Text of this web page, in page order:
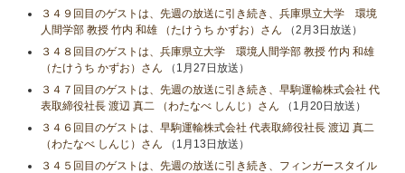
３４９回目のゲストは、先週の放送に引き続き、兵庫県立大学 環境
人間学部 教授 竹内 和雄 （たけうち かずお）さん （2月3日放送）
３４８回目のゲストは、兵庫県立大学 環境人間学部 教授 竹内 和雄
（たけうち かずお）さん （1月27日放送）
３４７回目のゲストは、先週の放送に引き続き、早駒運輸株式会社 代
表取締役社長 渡辺 真二 （わたなべ しんじ）さん （1月20日放送）
３４６回目のゲストは、早駒運輸株式会社 代表取締役社長 渡辺 真二
（わたなべ しんじ）さん （1月13日放送）
３４５回目のゲストは、先週の放送に引き続き、フィンガースタイル